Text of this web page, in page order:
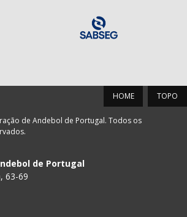
TOPO
HOME
de Andebol de Portugal. Todos os
de Portugal
63-69